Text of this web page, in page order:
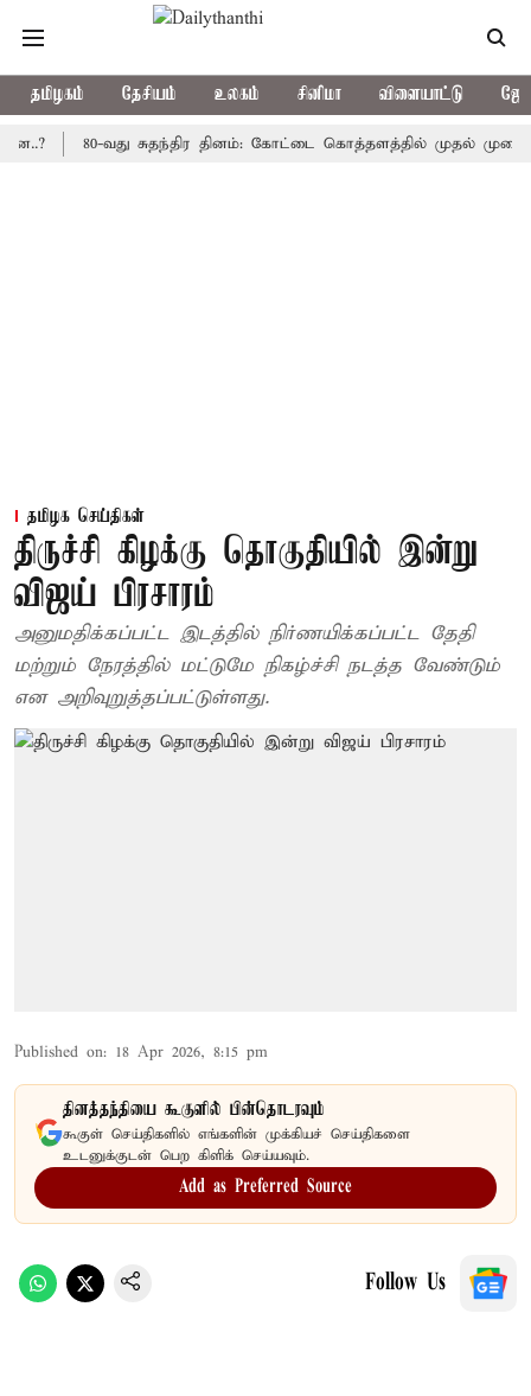
தமிழகம் தேசியம் உலகம் சினிமா விளையாட்டு
80-வது சுதந்திர தினம்: கோட்டை கொத்தளத்தில் முதல் முறையாக
தமிழக செய்திகள்
திருச்சி கிழக்கு தொகுதியில் இன்று
விஜய் பிரசாரம்
அனுமதிக்கப்பட்ட இடத்தில் நிர்ணயிக்கப்பட்ட தேதி
மற்றும் நேரத்தில் மட்டுமே நிகழ்ச்சி நடத்த வேண்டும்
என அறிவுறுத்தப்பட்டுள்ளது.
Published on: 18 Apr 2026, 8:15 pm
தினத்தந்தியை கூகுளில் பின்தொடரவும்
கூகுள் செய்திகளில் எங்களின் முக்கியச் செய்திகளை
உடனுக்குடன் பெற கிளிக் செய்யவும்.
Add as Preferred Source
Follow Us